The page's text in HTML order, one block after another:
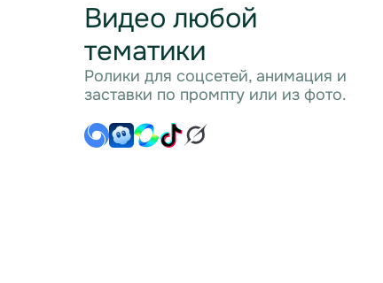
Видео любой
тематики
Ролики для соцсетей, анимация и
заставки по промпту или из фото.